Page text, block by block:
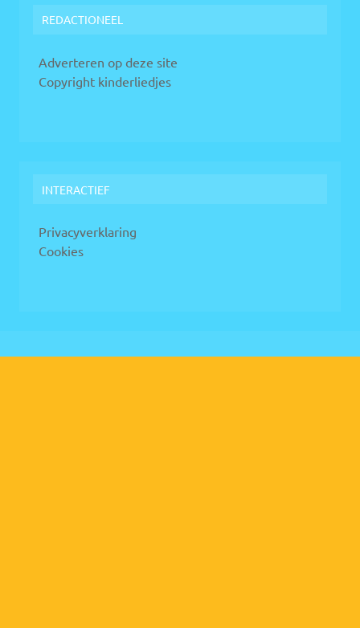
REDACTIONEEL
Adverteren op deze site
Copyright kinderliedjes
INTERACTIEF
Privacyverklaring
Cookies